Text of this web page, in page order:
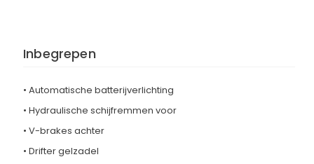
Inbegrepen
• Automatische batterijverlichting
• Hydraulische schijfremmen voor
• V-brakes achter
• Drifter gelzadel